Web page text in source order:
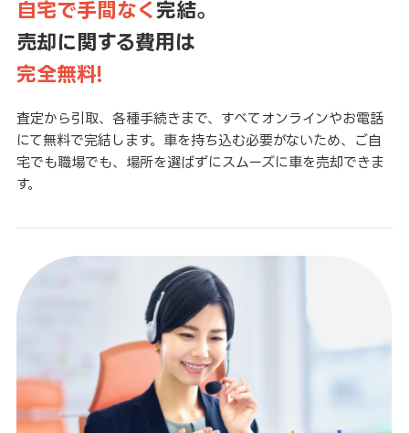
自宅で手間なく 完結。
売却に関する費用は
完全無料!
査定から引取、各種手続きまで、すべてオンラインやお電話
にて無料で完結します。車を持ち込む必要がないため、ご自
宅でも職場でも、場所を選ばずにスムーズに車を売却できま
す。